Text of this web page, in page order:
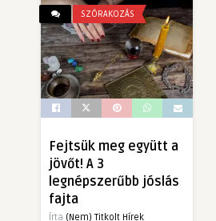
SZÓRAKOZÁS
Fejtsük meg együtt a
jövőt! A 3
legnépszerűbb jóslás
fajta
Írta (Nem) Titkolt Hírek